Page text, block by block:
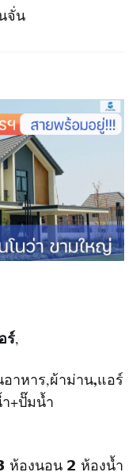
จั่น
ร์,
าหาร,ผ้าม่าน,แอร์
+ปั๊มน้ำ
ห้องนอน 𝟮 ห้องน้ำ